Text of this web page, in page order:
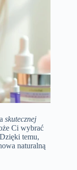
skutecznej
Ci wybrać
temu,
naturalną